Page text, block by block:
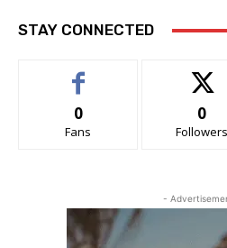
STAY CONNECTED
0
Fans
0
Followers
-